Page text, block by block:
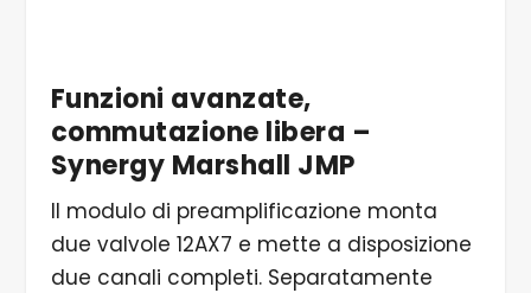
Funzioni avanzate,
commutazione libera –
Synergy Marshall JMP
Il modulo di preamplificazione monta
due valvole 12AX7 e mette a disposizione
due canali completi. Separatamente